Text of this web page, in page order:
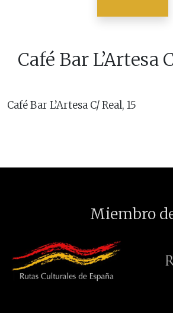
Café Bar L’Artesa
Café Bar L’Artesa C/ Real, 15
Miembro